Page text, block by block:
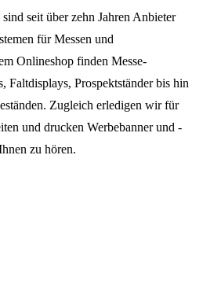
seit über zehn Jahren Anbieter
für Messen und
Onlineshop finden Messe-
Faltdisplays, Prospektständer bis hin
Zugleich erledigen wir für
und drucken Werbebanner und -
zu hören.